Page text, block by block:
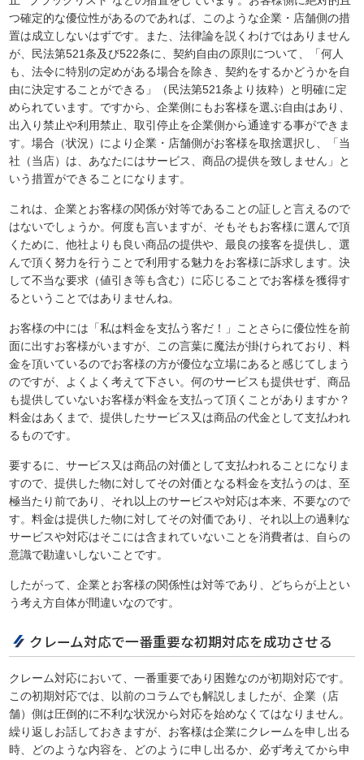
つ確定的な優位性があるのであれば、このような企業・店舗側の措
置は成立しないはずです。また、法律論を説くわけではありません
が、民法第521条及び522条に、契約自由の原則について、「何人
も、法令に特別の定めがある場合を除き、契約をするかどうかを自
由に決定することができる」（民法第521条より抜粋）と明確に定
められています。ですから、企業側にもお客様を選ぶ自由はあり、
出入り禁止や利用禁止、取引停止を企業側から通達する事ができま
す。場合（状況）により企業・店舗側がお客様を取捨選択し、「当
社（当店）は、あなたにはサービス、商品の提供を致しません」と
いう措置ができることになります。
これは、企業とお客様の関係が対等であることの証しと言えるので
はないでしょうか。何度も言いますが、そもそもお客様に選んで頂
くために、他社よりも良い商品の提供や、最良の接客を提供し、選
んで頂く努力を行うことで利用する魅力をお客様に訴求します。決
して不当な要求（値引き等も含む）に応じることでお客様を獲得す
るということではありませんね。
お客様の中には「私は料金を支払う客だ！」ことさらに優位性を前
面に出すお客様がいますが、この言葉に魔法が掛けられており、料
金を頂いているのでお客様の方が優位な立場にあると感じてしまう
のですが、よくよく考えて下さい。何のサービスも提供せず、商品
も提供していないお客様が料金を支払って頂くことがありますか？
料金はあくまで、提供したサービス又は商品の代金として支払われ
るものです。
要するに、サービス又は商品の対価として支払われることになりま
すので、提供した物に対してその対価となる料金を支払うのは、至
極当たり前であり、それ以上のサービスや対応は本来、不要なので
す。料金は提供した物に対してその対価であり、それ以上の過剰な
サービスや対応はそこには含まれていないことを消費者は、自らの
意識で勘違いしないことです。
したがって、企業とお客様の関係性は対等であり、どちらが上とい
う考え方自体が間違いなのです。
クレーム対応で一番重要な初期対応を成功させる
クレーム対応において、一番重要であり困難なのが初期対応です。
この初期対応では、以前のコラムでも解説しましたが、企業（店
舗）側は圧倒的に不利な状況から対応を始めなくてはなりません。
繰り返しお話しておきますが、お客様は企業にクレームを申し出る
時、どのような内容を、どのように申し出るか、必ず考えてから申